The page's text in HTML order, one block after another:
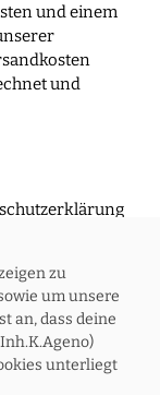
und einem
und
Widerruf
zu
um unsere
an, dass deine
unterliegt